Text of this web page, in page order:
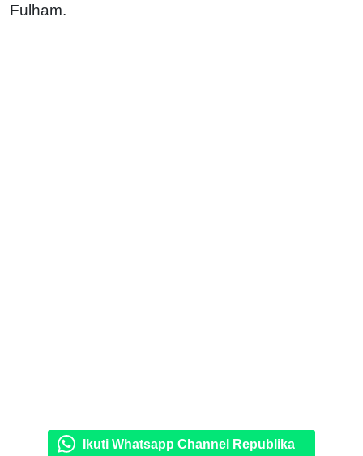
Fulham.
Ikuti Whatsapp Channel Republika